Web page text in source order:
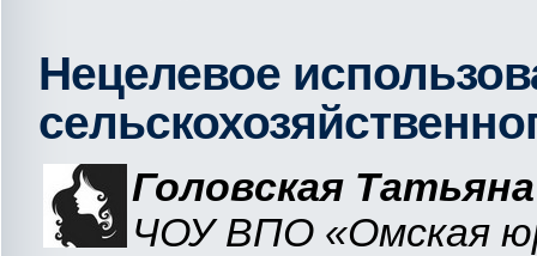
Нецелевое
Головская
ЧОУ ВПО «Омская